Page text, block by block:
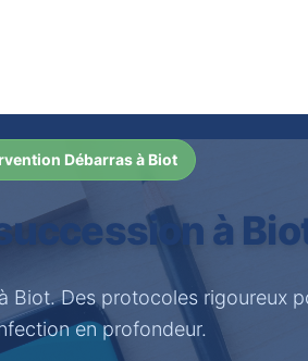
Débarras à Biot
à
Biot. Des protocoles rigoureux
en profondeur.